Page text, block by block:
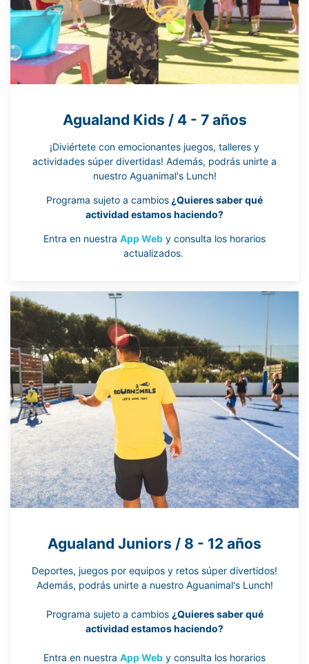
Agualand Kids / 4 - 7 años
¡Diviértete con emocionantes juegos, talleres y
actividades súper divertidas! Además, podrás unirte a
nuestro Aguanimal's Lunch!
Programa sujeto a cambios ¿Quieres saber qué
actividad estamos haciendo?
Entra en nuestra App Web y consulta los horarios
actualizados.
Agualand Juniors / 8 - 12 años
Deportes, juegos por equipos y retos súper divertidos!
Además, podrás unirte a nuestro Aguanimal's Lunch!
Programa sujeto a cambios ¿Quieres saber qué
actividad estamos haciendo?
Entra en nuestra App Web y consulta los horarios